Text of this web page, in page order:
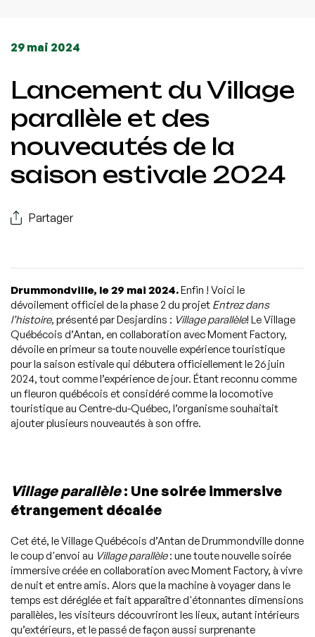
29 mai 2024
Lancement du Village
parallèle et des
nouveautés de la
saison estivale 2024
Partager
Drummondville, le 29 mai 2024.Enfin ! Voici le
dévoilement officiel de la phase 2 du projet Entrez dans
l’histoire, présenté par Desjardins : Village parallèle! Le Village
Québécois d’Antan, en collaboration avec Moment Factory,
dévoile en primeur sa toute nouvelle expérience touristique
pour la saison estivale qui débutera officiellement le 26 juin
2024, tout comme l’expérience de jour. Étant reconnu comme
un fleuron québécois et considéré comme la locomotive
touristique au Centre-du-Québec, l’organisme souhaitait
ajouter plusieurs nouveautés à son offre.
Village parallèle: Une soirée immersive
étrangement décalée
Cet été, le Village Québécois d’Antan de Drummondville donne
le coup d'envoi au Village parallèle: une toute nouvelle soirée
immersive créée en collaboration avec Moment Factory, à vivre
de nuit et entre amis. Alors que la machine à voyager dans le
temps est déréglée et fait apparaître d'étonnantes dimensions
parallèles, les visiteurs découvriront les lieux, autant intérieurs
qu’extérieurs, et le passé de façon aussi surprenante